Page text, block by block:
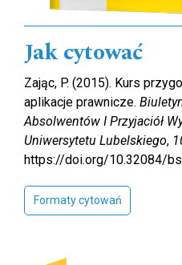
Jak cytować
Zając, P. (2015). Kurs
aplikacje prawnicze.
Absolwentów I Przyjaciół
Uniwersytetu Lubelskiego,
https://doi.org/10.32084/
Formaty cytowań